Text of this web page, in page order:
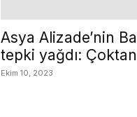
Asya Alizade’nin
tepki yağdı:
Ekim 10, 2023